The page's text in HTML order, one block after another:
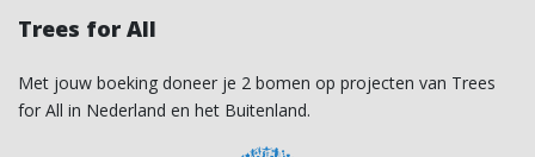
Trees for All
Met jouw boeking doneer je 2 bomen op projecten van Trees
for All in Nederland en het Buitenland.